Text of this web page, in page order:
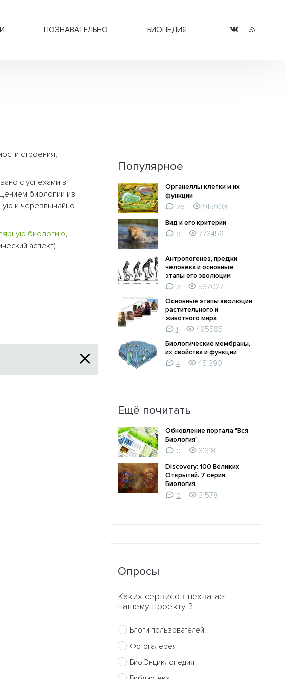
ПОЗНАВАТЕЛЬНО БИОПЕДИЯ
строения,
с успехами в
биологии из
и черезвычайно
биологию,
аспект).
Популярное
Органеллы клетки и их
функции
26
915903
Вид и его критерии
9
773459
Антропогенез, предки
человека и основные
этапы его эволюции
2
537027
Основные этапы эволюции
растительного и
животного мира
1
495585
Биологические мембраны,
их свойства и функции
4
451390
Ещё почитать
Обновление портала "Вся
Биология"
0
31318
Discovery: 100 Великих
Открытий. 7 серия.
Биология.
0
31578
Опросы
Каких сервисов нехватает
нашему проекту ?
Блоги пользователей
Фотогалерея
Био.Энциклопедия